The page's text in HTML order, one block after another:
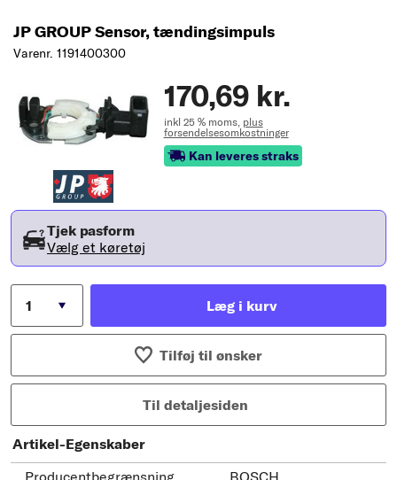
JP GROUP Sensor, tændingsimpuls
Varenr. 1191400300
170,69 kr.
inkl 25 % moms, plus
forsendelsesomkostninger
Kan leveres straks
Tjek pasform
Vælg et køretøj
Læg i kurv
Tilføj til ønsker
Til detaljesiden
Artikel-Egenskaber